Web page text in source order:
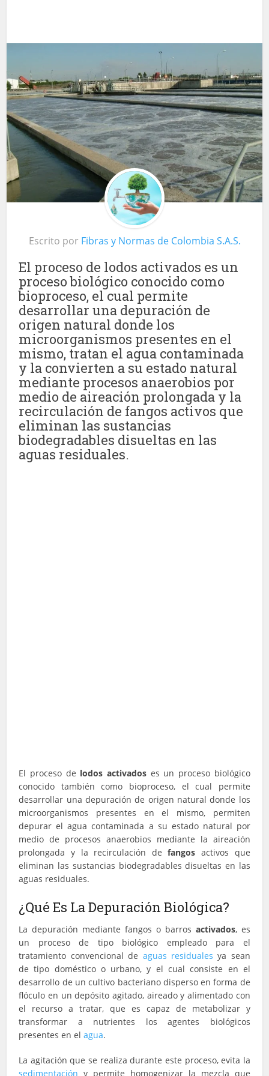
Escrito por Fibras y Normas de Colombia S.A.S.
El proceso de lodos activados es un
proceso biológico conocido como
bioproceso, el cual permite
desarrollar una depuración de
origen natural donde los
microorganismos presentes en el
mismo, tratan el agua contaminada
y la convierten a su estado natural
mediante procesos anaerobios por
medio de aireación prolongada y la
recirculación de fangos activos que
eliminan las sustancias
biodegradables disueltas en las
aguas residuales.
El proceso de lodos activados es un proceso biológico
conocido también como bioproceso, el cual permite
desarrollar una depuración de origen natural donde los
microorganismos presentes en el mismo, permiten
depurar el agua contaminada a su estado natural por
medio de procesos anaerobios mediante la aireación
prolongada y la recirculación defangos activos que
eliminan las sustancias biodegradables disueltas en las
aguas residuales.
¿Qué Es La Depuración Biológica?
La depuración mediante fangos o barros activados, es
un proceso de tipo biológico empleado para el
tratamiento convencional de aguas residuales ya sean
de tipo doméstico o urbano, y el cual consiste en el
desarrollo de un cultivo bacteriano disperso en forma de
flóculo en un depósito agitado, aireado y alimentado con
el recurso a tratar, que es capaz de metabolizar y
transformar a nutrientes los agentes biológicos
presentes en elagua.
La agitación que se realiza durante este proceso, evita la
sedimentación y permite homogenizar la mezcla que